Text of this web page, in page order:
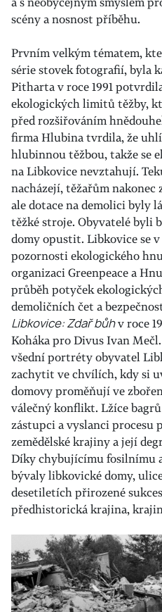
scény a nosnost příběhu.
Prvním velkým tématem,
série stovek fotografií, byla
Pitharta v roce 1991
ekologických limitů těžby,
před rozšiřováním
firma Hlubina tvrdila, že
hlubinnou těžbou, takže se
na Libkovice nevztahují.
nacházejí, těžařům
ale dotace na demolici byly
těžké stroje. Obyvatelé byli
domy opustit. Libkovice se v
pozornosti ekologického
organizaci Greenpeace a
průběh potyček
demoličních čet a
Libkovice: Zdař bůhv roce
Koháka pro Divus Ivan
všední portréty obyvatel
zachytit ve chvílích, kdy si
domovy proměňují ve
válečný konflikt. Lžíce
zástupci a vyslanci procesu
zemědělské krajiny a její
Díky chybujícímu fosilnímu
bývaly libkovické domy,
desetiletích přirozené
předhistorická krajina,